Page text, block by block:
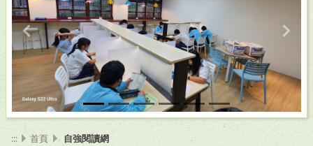
Previous Next
::: 首頁 自強閱讀網